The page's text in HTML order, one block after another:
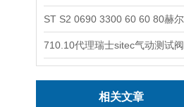
710.10代理瑞士sitec气动测试阀
相关文章